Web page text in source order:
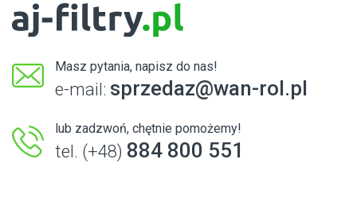
Masz pytania, napisz do nas!
e-mail: sprzedaz@wan-rol.pl
lub zadzwoń, chętnie pomożemy!
tel. (+48) 884 800 551